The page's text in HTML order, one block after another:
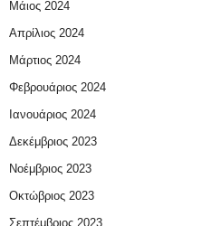
Μάιος 2024
Απρίλιος 2024
Μάρτιος 2024
Φεβρουάριος 2024
Ιανουάριος 2024
Δεκέμβριος 2023
Νοέμβριος 2023
Οκτώβριος 2023
Σεπτέμβριος 2023